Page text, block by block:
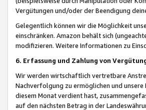
Vergütungen und/oder der Beendigung
Gelegentlich können wir die Möglichkeit
einschränken. Amazon behält sich
modifizieren. Weitere Informationen zu
6. Erfassung und Zahlung von
Wir werden wirtschaftlich vertretbare
Nachverfolgung zu ermöglichen und
diesem Monat verdient hast,
auf den nächsten Betrag in der